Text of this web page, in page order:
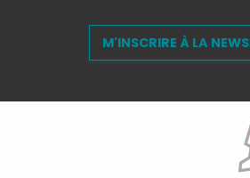
M'INSCRIRE À LA